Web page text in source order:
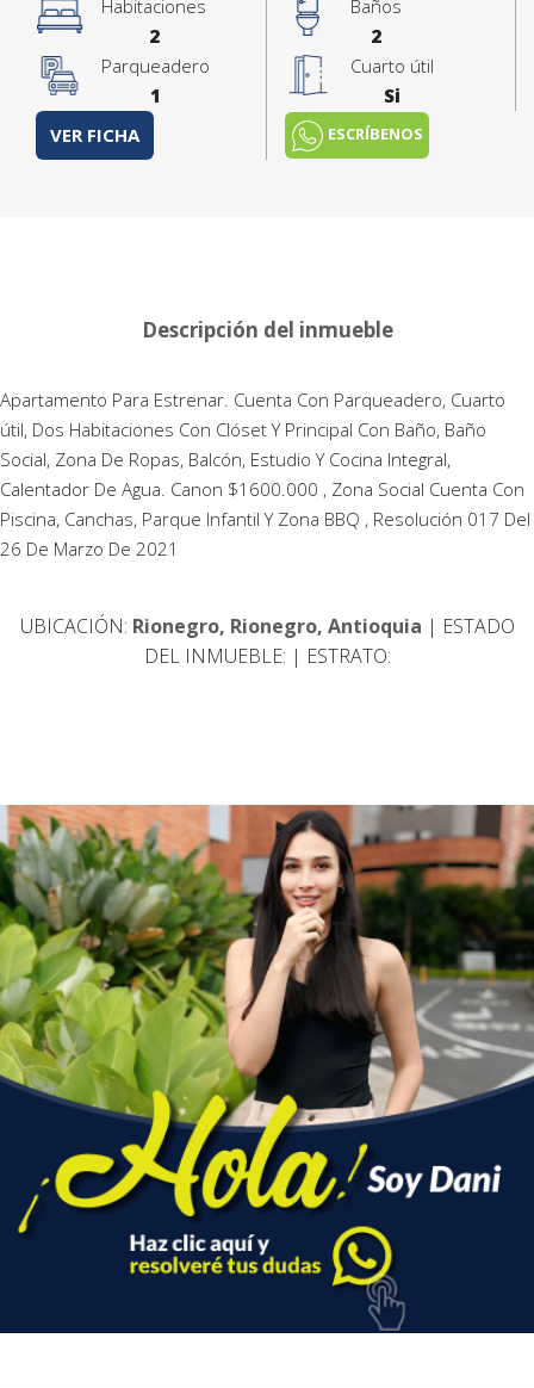
Habitaciones
2
Baños
2
Parqueadero
1
Cuarto útil
Si
VER FICHA
ESCRÍBENOS
Descripción del inmueble
Apartamento Para Estrenar. Cuenta Con Parqueadero, Cuarto
útil, Dos Habitaciones Con Clóset Y Principal Con Baño, Baño
Social, Zona De Ropas, Balcón, Estudio Y Cocina Integral,
Calentador De Agua. Canon $1600.000 , Zona Social Cuenta Con
Piscina, Canchas, Parque Infantil Y Zona BBQ , Resolución 017 Del
26 De Marzo De 2021
UBICACIÓN: Rionegro, Rionegro, Antioquia | ESTADO
DEL INMUEBLE: | ESTRATO: